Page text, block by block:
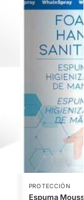
PROTECCIÓN
Espuma